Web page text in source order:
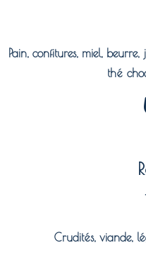
Pain, confitures, miel,
thé
Crudités, viande,